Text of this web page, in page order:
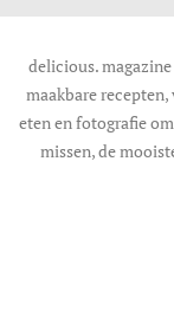
delicious.
maakbare
eten en fotografie
missen, de